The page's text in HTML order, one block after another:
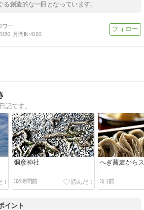
創造的な一冊となっています。
月間IN:4160
記です。
彌彦神社
32時間前
へぎ蕎麦から
3日前
イント